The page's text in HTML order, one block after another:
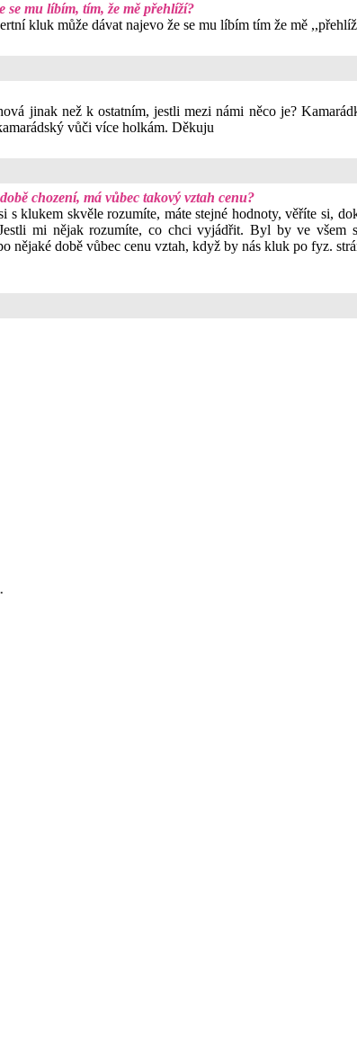
se mu líbím, tím, že mě přehlíží?
kluk může dávat najevo že se mu líbím tím že mě
jinak než k ostatním, jestli mezi námi něco je?
vůči více holkám. Děkuju
chození, má vůbec takový vztah cenu?
s klukem skvěle rozumíte, máte stejné hodnoty, věříte si,
mi nějak rozumíte, co chci vyjádřit. Byl by ve všem
nějaké době vůbec cenu vztah, když by nás kluk po fyz.